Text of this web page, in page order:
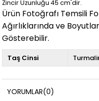
Zincir Uzunluğu 45 cm'dir.
Ürün Fotoğrafı Temsili
Ağırlıklarında ve
Gösterebilir.
Taş Cinsi
YORUMLAR(0)